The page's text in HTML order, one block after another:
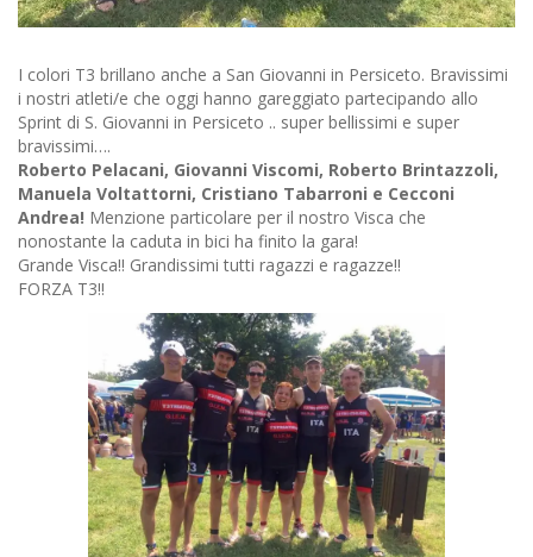
I colori T3 brillano anche a San Giovanni in Persiceto. Bravissimi
i nostri atleti/e che oggi hanno gareggiato partecipando allo
Sprint di S. Giovanni in Persiceto .. super bellissimi e super
bravissimi….
Roberto Pelacani, Giovanni Viscomi, Roberto Brintazzoli,
Manuela Voltattorni, Cristiano Tabarroni e Cecconi
Andrea! Menzione particolare per il nostro Visca che
nonostante la caduta in bici ha finito la gara!
Grande Visca!! Grandissimi tutti ragazzi e ragazze!!
FORZA T3!!